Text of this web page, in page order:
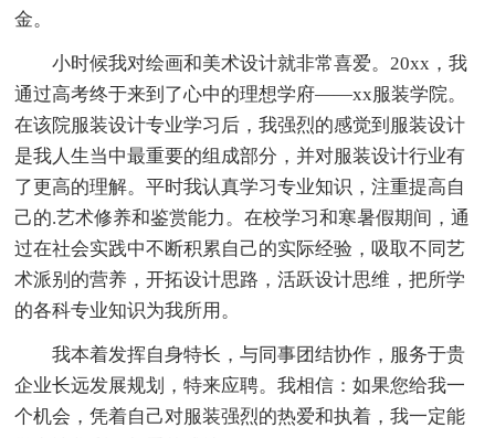
金。
小时候我对绘画和美术设计就非常喜爱。20xx，我
通过高考终于来到了心中的理想学府——xx服装学院。
在该院服装设计专业学习后，我强烈的感觉到服装设计
是我人生当中最重要的组成部分，并对服装设计行业有
了更高的理解。平时我认真学习专业知识，注重提高自
己的.艺术修养和鉴赏能力。在校学习和寒暑假期间，通
过在社会实践中不断积累自己的实际经验，吸取不同艺
术派别的营养，开拓设计思路，活跃设计思维，把所学
的各科专业知识为我所用。
我本着发挥自身特长，与同事团结协作，服务于贵
企业长远发展规划，特来应聘。我相信：如果您给我一
个机会，凭着自己对服装强烈的热爱和执着，我一定能